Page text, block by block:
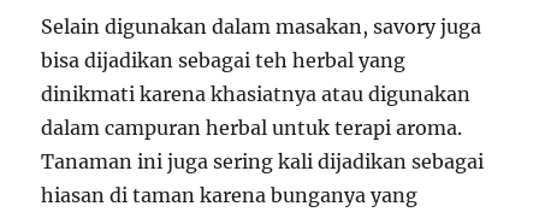
Selain digunakan dalam masakan, savory juga
bisa dijadikan sebagai teh herbal yang
dinikmati karena khasiatnya atau digunakan
dalam campuran herbal untuk terapi aroma.
Tanaman ini juga sering kali dijadikan sebagai
hiasan di taman karena bunganya yang